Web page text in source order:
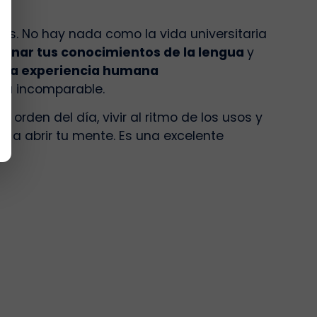
No hay nada como la vida universitaria
tus conocimientos de la lengua y
experiencia humana
incomparable.
orden del día, vivir al ritmo de los usos y
abrir tu mente. Es una excelente